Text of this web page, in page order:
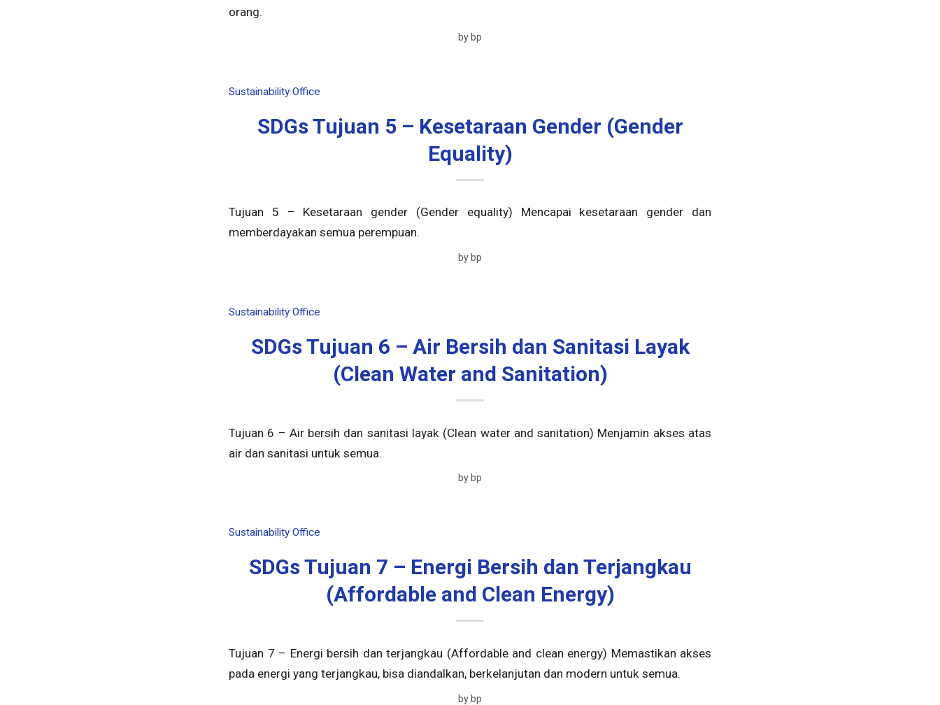
orang.
by bp
Sustainability Office
SDGs Tujuan 5 – Kesetaraan Gender (Gender
Equality)
Tujuan 5 – Kesetaraan gender (Gender equality) Mencapai kesetaraan gender dan
memberdayakan semua perempuan.
by bp
Sustainability Office
SDGs Tujuan 6 – Air Bersih dan Sanitasi Layak
(Clean Water and Sanitation)
Tujuan 6 – Air bersih dan sanitasi layak (Clean water and sanitation) Menjamin akses atas
air dan sanitasi untuk semua.
by bp
Sustainability Office
SDGs Tujuan 7 – Energi Bersih dan Terjangkau
(Affordable and Clean Energy)
Tujuan 7 – Energi bersih dan terjangkau (Affordable and clean energy) Memastikan akses
pada energi yang terjangkau, bisa diandalkan, berkelanjutan dan modern untuk semua.
by bp